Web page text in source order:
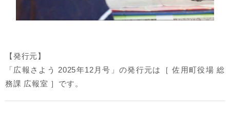
【発行元】
「広報さよう 2025年12月号」の発行元は［ 佐用町役場 総
務課 広報室 ］です。